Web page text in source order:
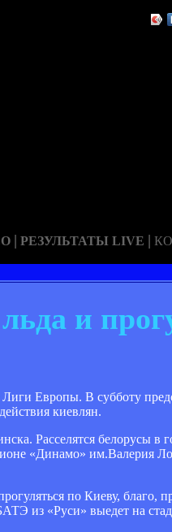
| РЕЗУЛЬТАТЫ LIVE |
и
Европы. В субботу
киевлян.
Расселятся белорусы в
«Динамо» им.Валерия
по Киеву, благо,
из «Руси» выедет на